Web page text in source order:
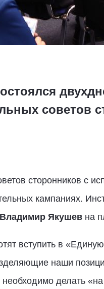
советов
сторонников с
кампаниях.
Владимир Якушевна
вступить в
наши
делать